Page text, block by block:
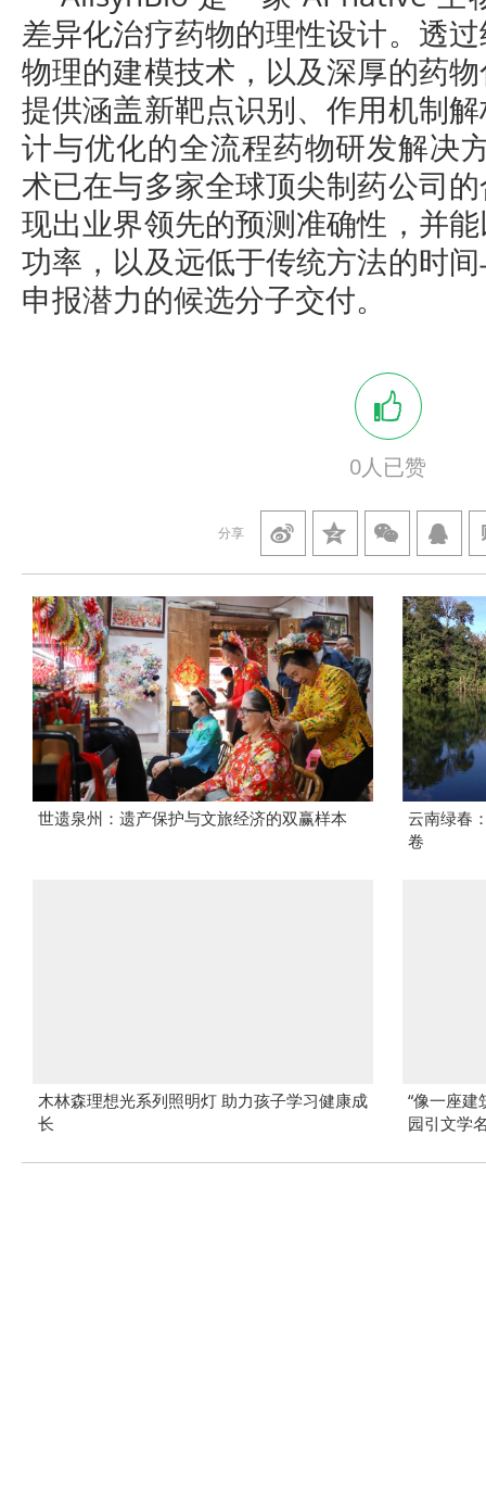
差异化治疗药物的理性设计。透
物理的建模技术，以及深厚的药
提供涵盖新靶点识别、作用机制
计与优化的全流程药物研发解决
术已在与多家全球顶尖制药公司
现出业界领先的预测准确性，并
功率，以及远低于传统方法的时
申报潜力的候选分子交付。
0人已赞
分享
世遗泉州：遗产保护与文旅经济的双赢样本
云南绿春
卷
木林森理想光系列照明灯 助力孩子学习健康成
长
“像一座建
园引文学